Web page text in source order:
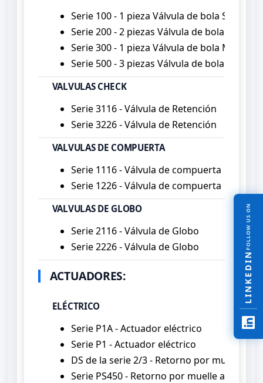
FOLLOW US ON
LINKEDIN
Serie 100 - 1 pieza Válvula de bola Servicio
Serie 200 - 2 piezas Válvula de bola
Serie 300 - 1 pieza Válvula de bola
Serie 500 - 3 piezas Válvula de bola
VALVULAS CHECK
Serie 3116 - Válvula de Retención
Serie 3226 - Válvula de Retención
VALVULAS DE COMPUERTA
Serie 1116 - Válvula de compuerta
Serie 1226 - Válvula de compuerta
VALVULAS DE GLOBO
Serie 2116 - Válvula de Globo
Serie 2226 - Válvula de Globo
ACTUADORES:
ELÉCTRICO
Serie P1A - Actuador eléctrico
Serie P1 - Actuador eléctrico
DS de la serie 2/3 - Retorno por muelle
Serie PS450 - Retorno por muelle